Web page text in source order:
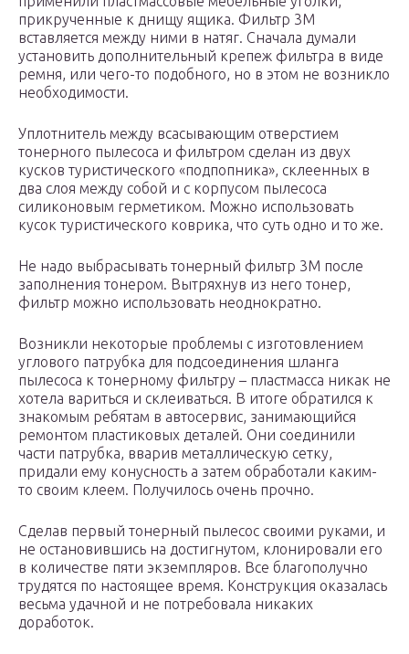
прикрученные к днищу ящика. Фильтр 3М
вставляется между ними в натяг. Сначала думали
установить дополнительный крепеж фильтра в виде
ремня, или чего-то подобного, но в этом не возникло
необходимости.
Уплотнитель между всасывающим отверстием
тонерного пылесоса и фильтром сделан из двух
кусков туристического «подпопника», склеенных в
два слоя между собой и с корпусом пылесоса
силиконовым герметиком. Можно использовать
кусок туристического коврика, что суть одно и то же.
Не надо выбрасывать тонерный фильтр 3М после
заполнения тонером. Вытряхнув из него тонер,
фильтр можно использовать неоднократно.
Возникли некоторые проблемы с изготовлением
углового патрубка для подсоединения шланга
пылесоса к тонерному фильтру – пластмасса никак не
хотела вариться и склеиваться. В итоге обратился к
знакомым ребятам в автосервис, занимающийся
ремонтом пластиковых деталей. Они соединили
части патрубка, вварив металлическую сетку,
придали ему конусность а затем обработали каким-
то своим клеем. Получилось очень прочно.
Сделав первый тонерный пылесос своими руками, и
не остановившись на достигнутом, клонировали его
в количестве пяти экземпляров. Все благополучно
трудятся по настоящее время. Конструкция оказалась
весьма удачной и не потребовала никаких
доработок.